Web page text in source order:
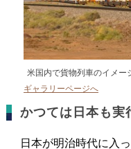
米国内で貨物列車のイメー
ギャラリーページへ
かつては日本も実
日本が明治時代に入